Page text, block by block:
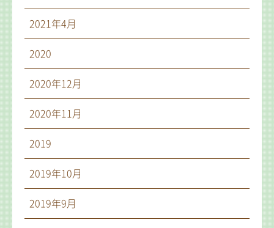
2021年4月
2020
2020年12月
2020年11月
2019
2019年10月
2019年9月